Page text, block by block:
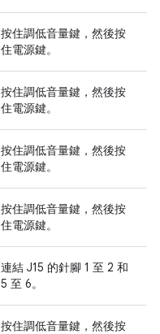
按住調低音量鍵，然後按
住電源鍵。
按住調低音量鍵，然後按
住電源鍵。
按住調低音量鍵，然後按
住電源鍵。
按住調低音量鍵，然後按
住電源鍵。
連結 J15 的針腳 1 至 2 和
5 至 6。
按住調低音量鍵，然後按